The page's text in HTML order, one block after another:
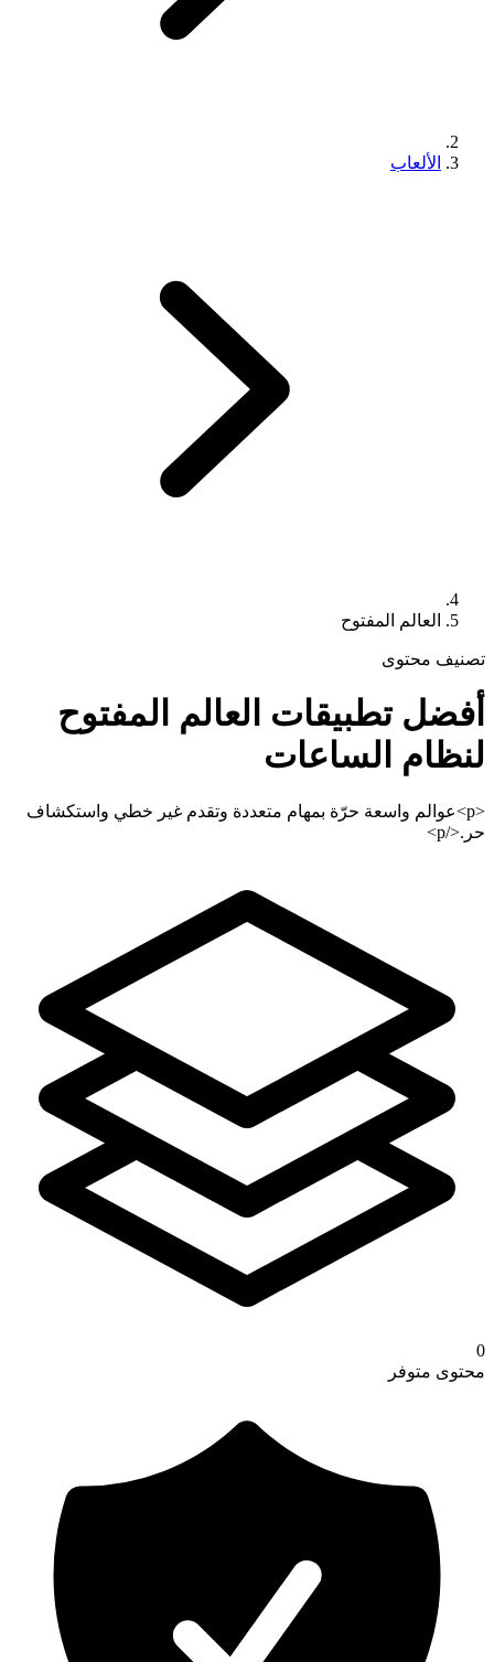
الألعاب
العالم المفتوح
تصنيف محتوى
أفضل تطبيقات العالم المفتوح
لنظام الساعات
<p>عوالم واسعة حرّة بمهام متعددة وتقدم غير خطي واستكشاف
حر.</p>
0
محتوى متوفر